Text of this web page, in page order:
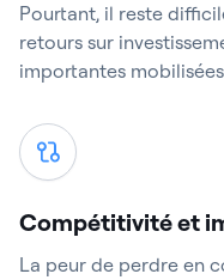
Pourtant, il reste
retours sur
importantes
Compétitivité et
La peur de perdre en